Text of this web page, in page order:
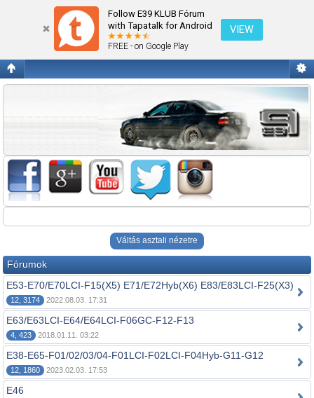
Follow E39 KLUB Fórum
with Tapatalk for Android
FREE - on Google Play
VIEW
Nem 5-ös BMW modelek.
Váltás asztali nézetre
Fórumok
E53-E70/E70LCI-F15(X5) E71/E72Hyb(X6) E83/E83LCI-F25(X3)
12, 3174 2022.08.03. 17:31
E63/E63LCI-E64/E64LCI-F06GC-F12-F13
4, 423 2018.01.11. 03:22
E38-E65-F01/02/03/04-F01LCI-F02LCI-F04Hyb-G11-G12
12, 1860 2023.02.03. 17:53
E46